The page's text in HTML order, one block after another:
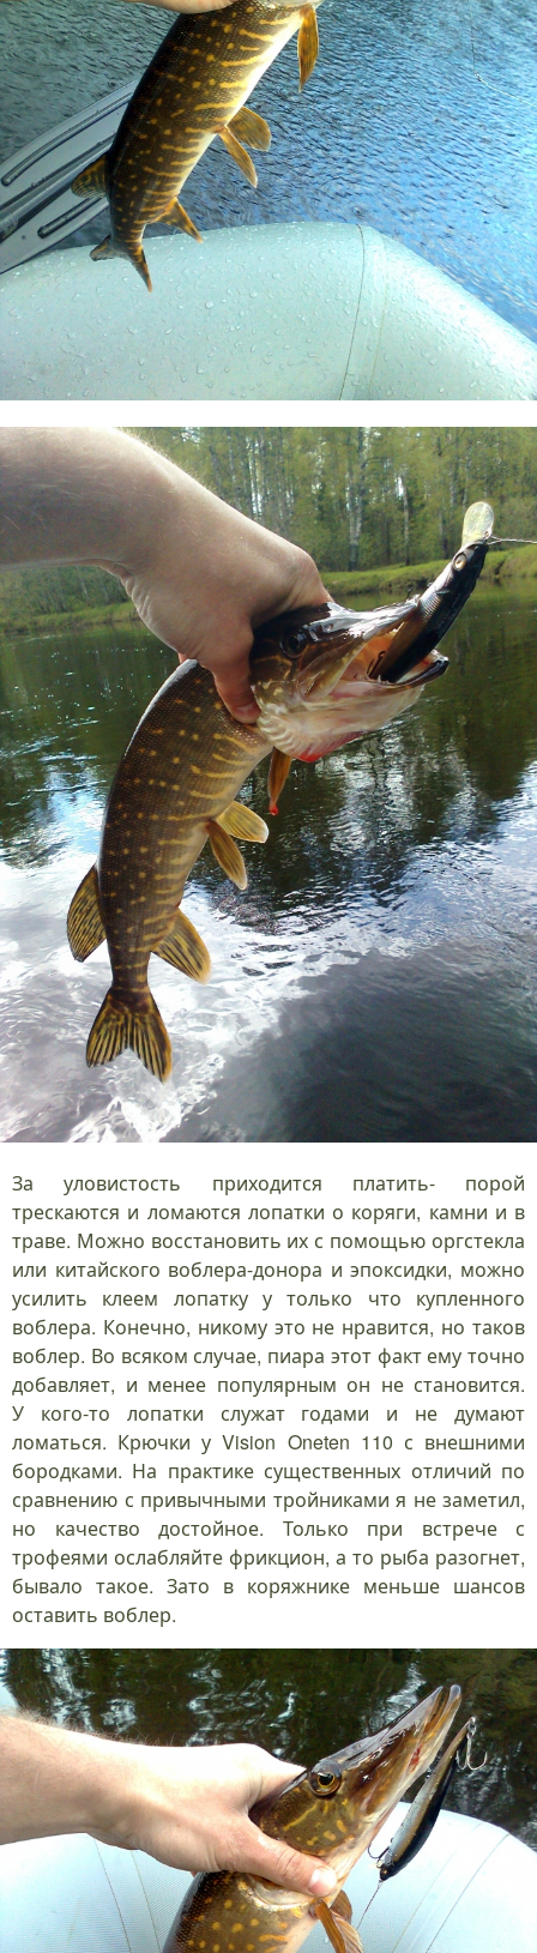
За уловистость приходится платить- порой
трескаются и ломаются лопатки о коряги, камни и в
траве. Можно восстановить их с помощью оргстекла
или китайского воблера-донора и эпоксидки, можно
усилить клеем лопатку у только что купленного
воблера. Конечно, никому это не нравится, но таков
воблер. Во всяком случае, пиара этот факт ему точно
добавляет, и менее популярным он не становится.
У кого-то лопатки служат годами и не думают
ломаться. Крючки у Vision Oneten 110 с внешними
бородками. На практике существенных отличий по
сравнению с привычными тройниками я не заметил,
но качество достойное. Только при встрече с
трофеями ослабляйте фрикцион, а то рыба разогнет,
бывало такое. Зато в коряжнике меньше шансов
оставить воблер.